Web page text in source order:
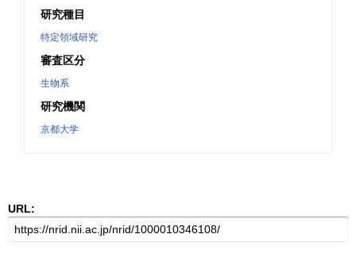
研究種目
特定領域研究
審査区分
生物系
研究機関
京都大学
URL: